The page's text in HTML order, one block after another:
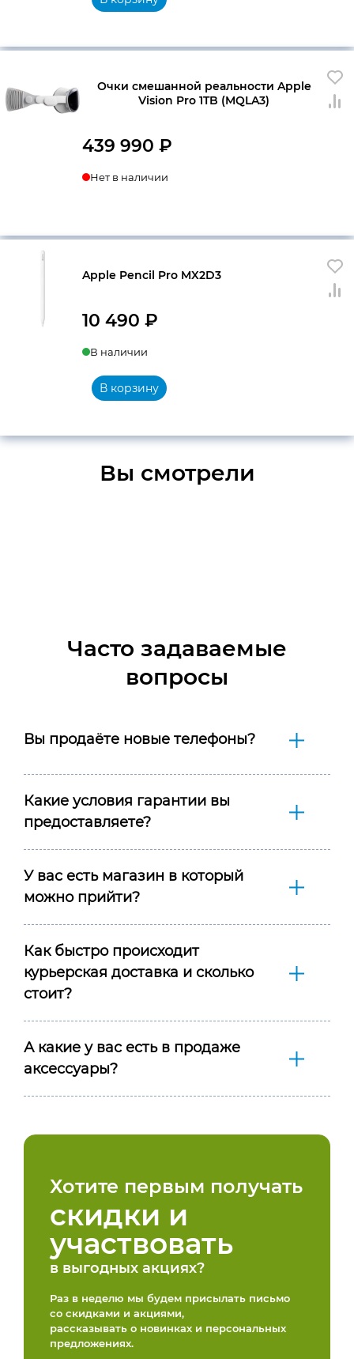
Очки смешанной реальности Apple
Vision Pro 1TB (MQLA3)
439 990 ₽
Нет в наличии
Apple Pencil Pro MX2D3
10 490 ₽
В наличии
В корзину
Вы смотрели
Часто задаваемые
вопросы
Вы продаёте новые телефоны?
Какие условия гарантии вы
предоставляете?
У вас есть магазин в который
можно прийти?
Как быстро происходит
курьерская доставка и сколько
стоит?
А какие у вас есть в продаже
аксессуары?
Хотите первым получать
скидки и
участвовать
в выгодных акциях?
Раз в неделю мы будем присылать письмо
со скидками и акциями,
рассказывать о новинках и персональных
предложениях.